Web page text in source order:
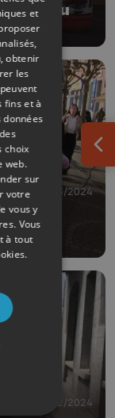
au
01/03/2024
20/02/2024
et
obtenir
les
peuvent
fins et à
données
choix
web.
sur
votre
vous y
. Vous
à tout
.